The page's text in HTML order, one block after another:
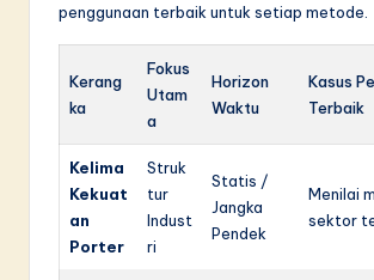
penggunaan terbaik untuk setiap metode.
Kerang
ka
Fokus
Utam
a
Horizon
Waktu
Kasus
Terbaik
Kelima
Kekuat
an
Porter
Struk
tur
Indust
ri
Statis /
Jangka
Pendek
Menilai
sektor